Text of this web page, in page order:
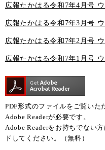
広報たかはる令和7年4月号
広報たかはる令和7年3月号
広報たかはる令和7年2月号
広報たかはる令和7年1月号
PDF形式のファイルをご覧いた
Adobe Readerが必要です。
Adobe Readerをお持ちでない
ドしてください。（無料）